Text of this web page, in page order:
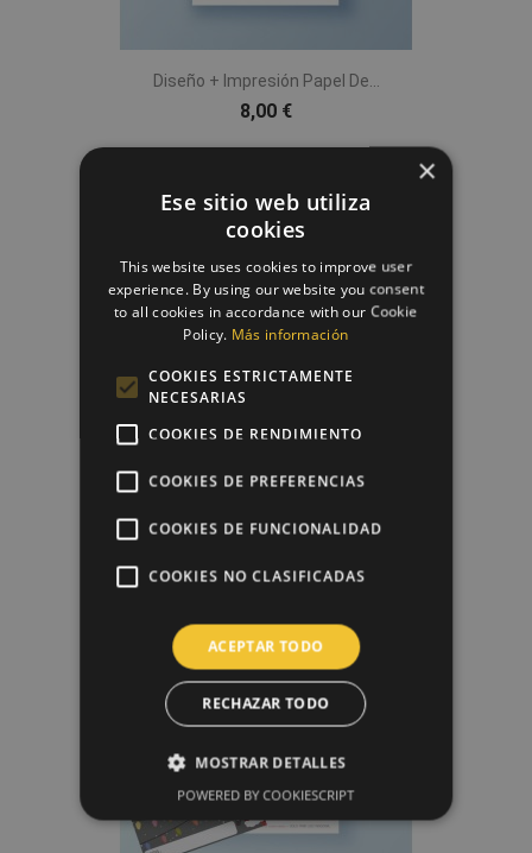
Diseño + Impresión Papel De...
8,00 €
1,75 €
favorite_border
×
Ese sitio web utiliza
cookies
This website uses cookies to improve user
experience. By using our website you consent
to all cookies in accordance with our Cookie
Policy. Más información
COOKIES ESTRICTAMENTE
NECESARIAS
COOKIES DE RENDIMIENTO
COOKIES DE PREFERENCIAS
COOKIES DE FUNCIONALIDAD
COOKIES NO CLASIFICADAS
ACEPTAR TODO
RECHAZAR TODO
MOSTRAR DETALLES
POWERED BY COOKIESCRIPT